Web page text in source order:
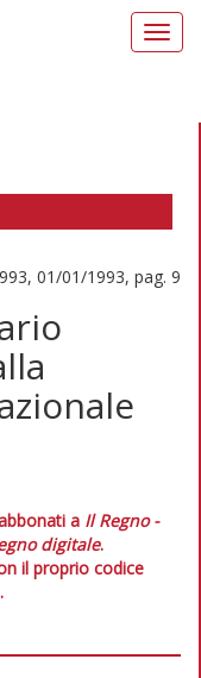
01/01/1993, pag. 9
a Il Regno -
digitale.
il proprio codice